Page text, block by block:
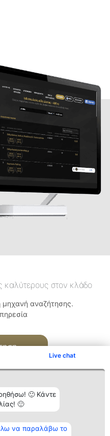
Live chat
🙂 Κάντε
🙂
να παραλάβω το
καλύτερους στον κλάδο
μηχανή αναζήτησης.
Επικοινωνία
Επικοινωνία